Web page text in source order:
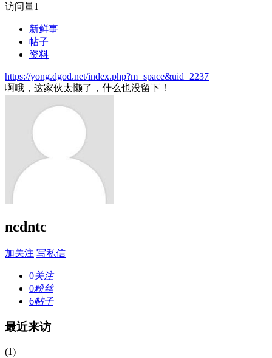
访问量1
新鲜事
帖子
资料
https://yong.dgod.net/index.php?m=space&uid=2237
啊哦，这家伙太懒了，什么也没留下！
ncdntc
加关注 写私信
0关注
0粉丝
6帖子
最近来访
(1)